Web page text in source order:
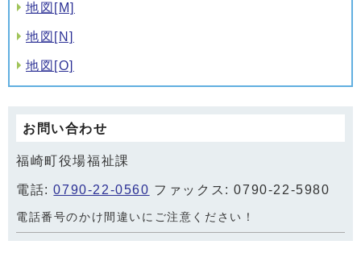
地図[M]
地図[N]
地図[O]
お問い合わせ
福崎町役場福祉課
電話:0790-22-0560 ファックス: 0790-22-5980
電話番号のかけ間違いにご注意ください！